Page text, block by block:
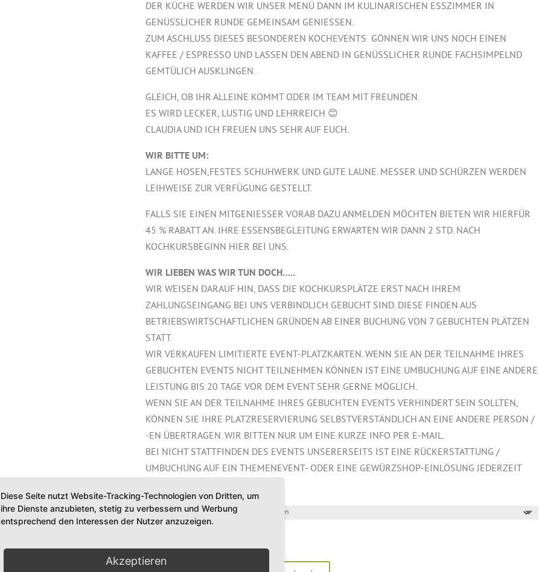
DER KÜCHE WERDEN WIR UNSER MENÜ DANN IM KULINARISCHEN ESSZIMMER IN
GENÜSSLICHER RUNDE GEMEINSAM GENIESSEN.
ZUM ASCHLUSS DIESES BESONDEREN KOCHEVENTS GÖNNEN WIR UNS NOCH EINEN
KAFFEE / ESPRESSO UND LASSEN DEN ABEND IN GENÜSSLICHER RUNDE FACHSIMPELND
GEMTÜLICH AUSKLINGEN.
GLEICH, OB IHR ALLEINE KOMMT ODER IM TEAM MIT FREUNDEN.
ES WIRD LECKER, LUSTIG UND LEHRREICH 😊
CLAUDIA UND ICH FREUEN UNS SEHR AUF EUCH.
WIR BITTE UM:
LANGE HOSEN,FESTES SCHUHWERK UND GUTE LAUNE. MESSER UND SCHÜRZEN WERDEN
LEIHWEISE ZUR VERFÜGUNG GESTELLT.
FALLS SIE EINEN MITGENIESSER VORAB DAZU ANMELDEN MÖCHTEN BIETEN WIR HIERFÜR
45 % RABATT AN. IHRE ESSENSBEGLEITUNG ERWARTEN WIR DANN 2 STD. NACH
KOCHKURSBEGINN HIER BEI UNS.
WIR LIEBEN WAS WIR TUN DOCH…..
WIR WEISEN DARAUF HIN, DASS DIE KOCHKURSPLÄTZE ERST NACH IHREM
ZAHLUNGSEINGANG BEI UNS VERBINDLICH GEBUCHT SIND. DIESE FINDEN AUS
BETRIEBSWIRTSCHAFTLICHEN GRÜNDEN AB EINER BUCHUNG VON 7 GEBUCHTEN PLÄTZEN
STATT.
WIR VERKAUFEN LIMITIERTE EVENT-PLATZKARTEN. WENN SIE AN DER TEILNAHME IHRES
GEBUCHTEN EVENTS NICHT TEILNEHMEN KÖNNEN IST EINE UMBUCHUNG AUF EINE ANDERE
LEISTUNG BIS 20 TAGE VOR DEM EVENT SEHR GERNE MÖGLICH.
WENN SIE AN DER TEILNAHME IHRES GEBUCHTEN EVENTS VERHINDERT SEIN SOLLTEN,
KÖNNEN SIE IHRE PLATZRESERVIERUNG SELBSTVERSTÄNDLICH AN EINE ANDERE PERSON /
-EN ÜBERTRAGEN. WIR BITTEN NUR UM EINE KURZE INFO PER E-MAIL.
BEI NICHT STATTFINDEN DES EVENTS UNSERERSEITS IST EINE RÜCKERSTATTUNG /
UMBUCHUNG AUF EIN THEMENEVENT- ODER EINE GEWÜRZSHOP-EINLÖSUNG JEDERZEIT
Datum
Diese Seite nutzt Website-Tracking-Technologien von Dritten, um
ihre Dienste anzubieten, stetig zu verbessern und Werbung
entsprechend den Interessen der Nutzer anzuzeigen.
Akzeptieren